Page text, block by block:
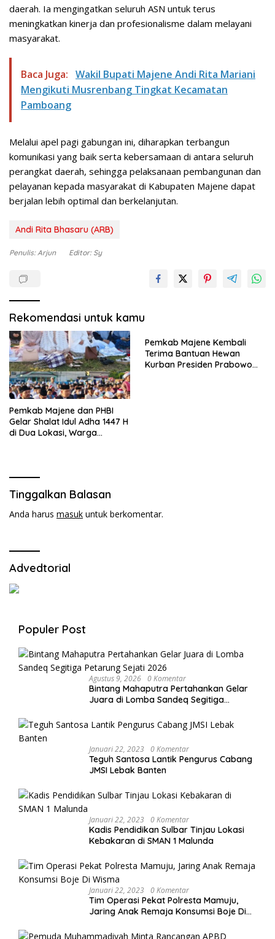
daerah. Ia mengingatkan seluruh ASN untuk terus
meningkatkan kinerja dan profesionalisme dalam melayani
masyarakat.
Baca Juga: Wakil Bupati Majene Andi Rita Mariani
Mengikuti Musrenbang Tingkat Kecamatan
Pamboang
Melalui apel pagi gabungan ini, diharapkan terbangun
komunikasi yang baik serta kebersamaan di antara seluruh
perangkat daerah, sehingga pelaksanaan pembangunan dan
pelayanan kepada masyarakat di Kabupaten Majene dapat
berjalan lebih optimal dan berkelanjutan.
Andi Rita Bhasaru (ARB)
Penulis: Arjun Editor: Sy
Rekomendasi untuk kamu
Pemkab Majene dan PHBI
Gelar Shalat Idul Adha 1447 H
di Dua Lokasi, Warga
Pemkab Majene Kembali
Terima Bantuan Hewan
Kurban Presiden Prabowo
Tinggalkan Balasan
Anda harus masuk untuk berkomentar.
Advedtorial
Populer Post
Agustus 9, 2026 0 Komentar
Bintang Mahaputra Pertahankan Gelar
Juara di Lomba Sandeq Segitiga
Januari 22, 2023 0 Komentar
Teguh Santosa Lantik Pengurus Cabang
JMSI Lebak Banten
Januari 22, 2023 0 Komentar
Kadis Pendidikan Sulbar Tinjau Lokasi
Kebakaran di SMAN 1 Malunda
Januari 22, 2023 0 Komentar
Tim Operasi Pekat Polresta Mamuju,
Jaring Anak Remaja Konsumsi Boje Di